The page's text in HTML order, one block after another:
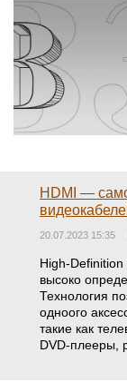
HDMI —
20.07.2023 15:35
High-
высоко
Технология
одноого
такие как
DVD-плееры,